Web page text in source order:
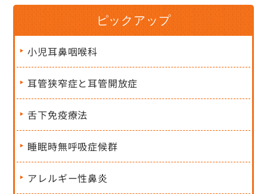
ピックアップ
小児耳鼻咽喉科
耳管狭窄症と耳管開放症
舌下免疫療法
睡眠時無呼吸症候群
アレルギー性鼻炎